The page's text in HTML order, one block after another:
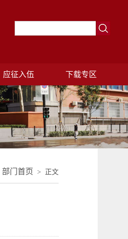
应征入伍 下载专区
部门首页 > 正文